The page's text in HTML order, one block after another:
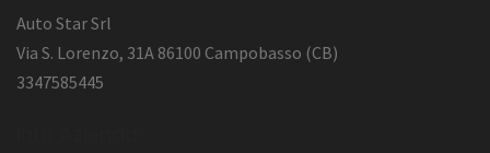
Auto Star Srl
Via S. Lorenzo, 31A 86100 Campobasso (CB)
3347585445